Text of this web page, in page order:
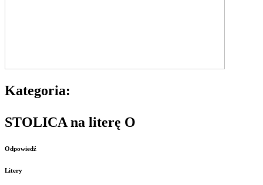
Kategoria:
STOLICA na literę O
Odpowiedź
Litery